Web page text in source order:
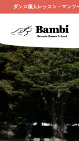
ダンス個人レッスン・マンツ